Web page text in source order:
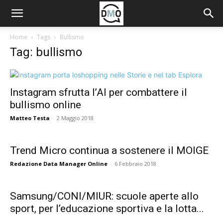
Home Tags Bullismo
Tag: bullismo
Instagram sfrutta l’AI per combattere il
bullismo online
Matteo Testa - 2 Maggio 2018
Trend Micro continua a sostenere il MOIGE
Redazione Data Manager Online - 6 Febbraio 2018
Samsung/CONI/MIUR: scuole aperte allo
sport, per l’educazione sportiva e la lotta...